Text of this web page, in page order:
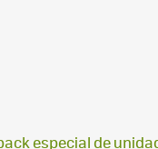
especial de